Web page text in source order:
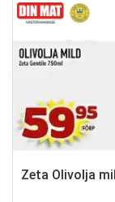
Zeta Olivolja